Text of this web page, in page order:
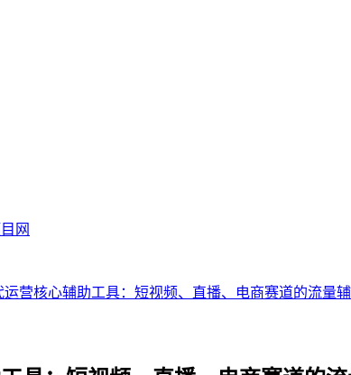
网
运营核心辅助工具：短视频、直播、电商赛道的流量